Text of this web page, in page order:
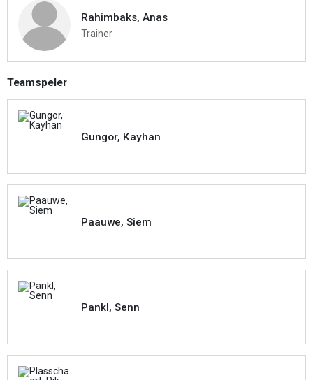
Rahimbaks, Anas
Trainer
Teamspeler
Gungor, Kayhan
Paauwe, Siem
Pankl, Senn